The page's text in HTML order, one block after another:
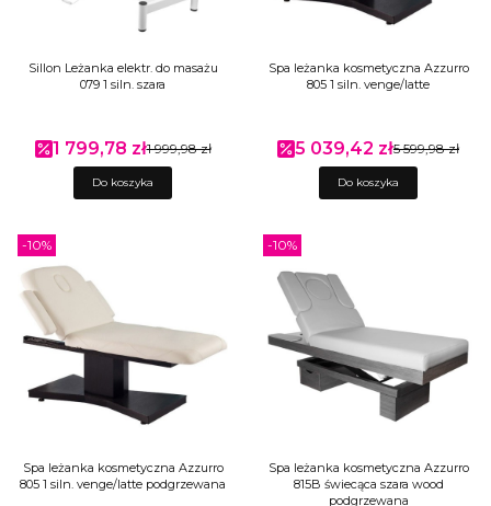
Sillon Leżanka elektr. do masażu
079 1 siln. szara
Cena promocyjna
1 799,78 zł1 999,98 zł
Do koszyka
Spa leżanka kosmetyczna Azzurro
805 1 siln. venge/latte
Cena promocyjna
5 039,42 zł5 599,98 zł
Do koszyka
Spa leżanka kosmetyczna Azzurro
805 1 siln. venge/latte podgrzewana
-10%
Spa leżanka kosmetyczna Azzurro
815B świecąca szara wood
podgrzewana
-10%